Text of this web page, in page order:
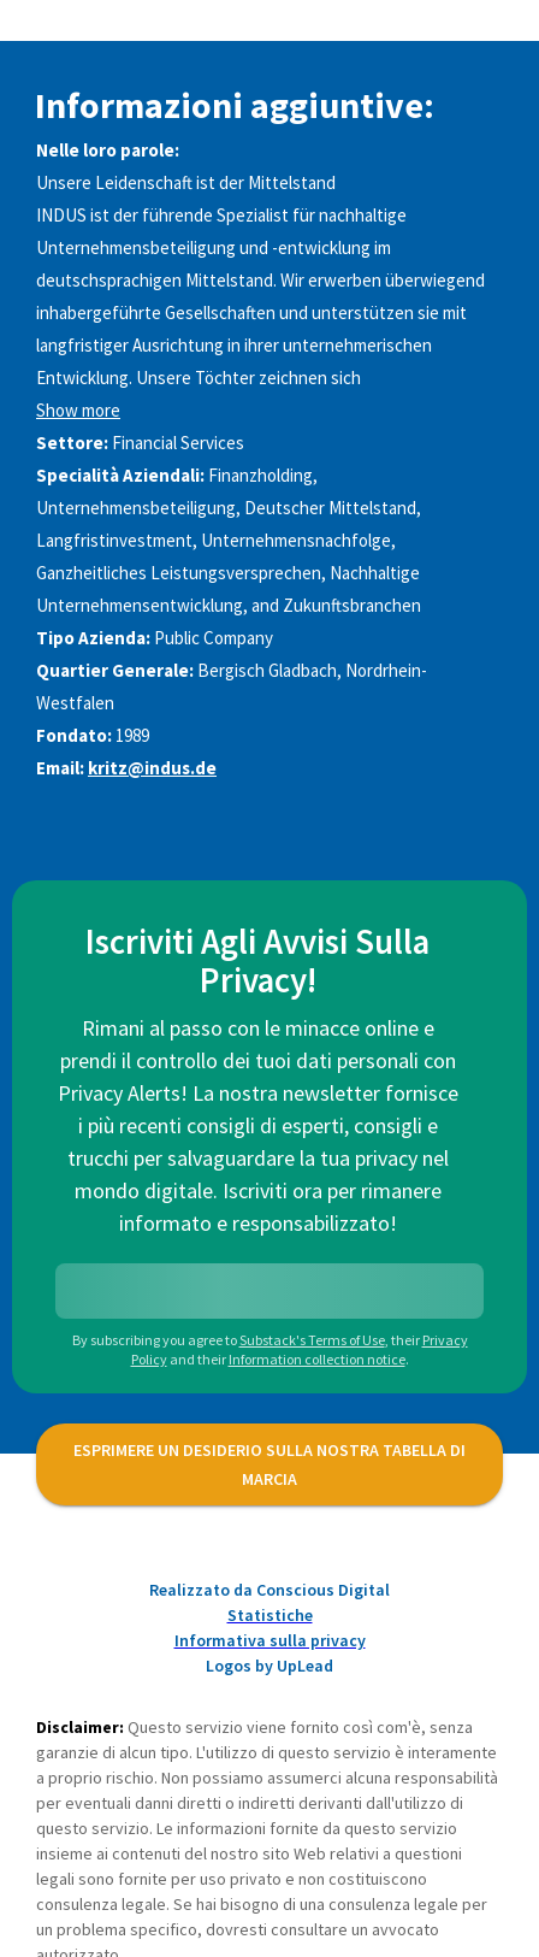
Informazioni aggiuntive:
Nelle loro parole:
Unsere Leidenschaft ist der Mittelstand
INDUS ist der führende Spezialist für nachhaltige
Unternehmensbeteiligung und -entwicklung im
deutschsprachigen Mittelstand. Wir erwerben überwiegend
inhabergeführte Gesellschaften und unterstützen sie mit
langfristiger Ausrichtung in ihrer unternehmerischen
Entwicklung. Unsere Töchter zeichnen sich
Show more
Settore: Financial Services
Specialità Aziendali: Finanzholding,
Unternehmensbeteiligung, Deutscher Mittelstand,
Langfristinvestment, Unternehmensnachfolge,
Ganzheitliches Leistungsversprechen, Nachhaltige
Unternehmensentwicklung, and Zukunftsbranchen
Tipo Azienda: Public Company
Quartier Generale: Bergisch Gladbach, Nordrhein-
Westfalen
Fondato: 1989
Email: kritz@indus.de
Iscriviti Agli Avvisi Sulla
Privacy!
Rimani al passo con le minacce online e
prendi il controllo dei tuoi dati personali con
Privacy Alerts! La nostra newsletter fornisce
i più recenti consigli di esperti, consigli e
trucchi per salvaguardare la tua privacy nel
mondo digitale. Iscriviti ora per rimanere
informato e responsabilizzato!
By subscribing you agree toSubstack's Terms of Use, their Privacy
Policy and their Information collection notice.
ESPRIMERE UN DESIDERIO SULLA NOSTRA TABELLA DI
MARCIA
Realizzato da Conscious Digital
Statistiche
Informativa sulla privacy
Logos by UpLead
Disclaimer: Questo servizio viene fornito così com'è, senza
garanzie di alcun tipo. L'utilizzo di questo servizio è interamente
a proprio rischio. Non possiamo assumerci alcuna responsabilità
per eventuali danni diretti o indiretti derivanti dall'utilizzo di
questo servizio. Le informazioni fornite da questo servizio
insieme ai contenuti del nostro sito Web relativi a questioni
legali sono fornite per uso privato e non costituiscono
consulenza legale. Se hai bisogno di una consulenza legale per
un problema specifico, dovresti consultare un avvocato